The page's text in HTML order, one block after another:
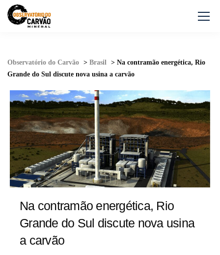
Observatório do Carvão > Brasil > Na contramão energética, Rio
Grande do Sul discute nova usina a carvão
Na contramão energética, Rio
Grande do Sul discute nova usina
a carvão